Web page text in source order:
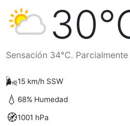
Sensación 34°C.
🌬️15 km/h SSW
💧 68% Humedad
🧭1001 hPa